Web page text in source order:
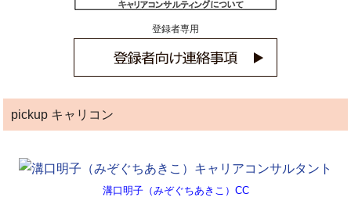
登録者専用
pickup キャリコン
溝口明子（みぞぐちあきこ）CC